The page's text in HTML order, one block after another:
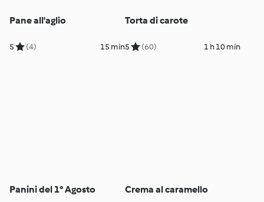
Pane all'aglio
5 (4) 15 min
Torta di carote
5 (60) 1 h 10 min
Panini del 1° Agosto Crema al caramello